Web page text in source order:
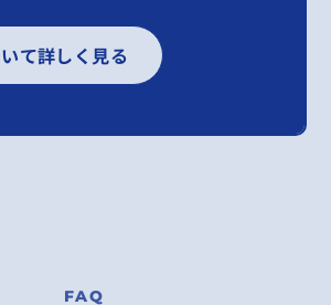
て詳しく見る